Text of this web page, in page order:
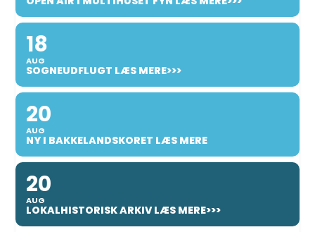
18
AUG
SOGNEUDFLUGT LÆS MERE>>>
20
AUG
NY I BAKKELANDSKORET LÆS MERE
20
AUG
LOKALHISTORISK ARKIV LÆS MERE>>>